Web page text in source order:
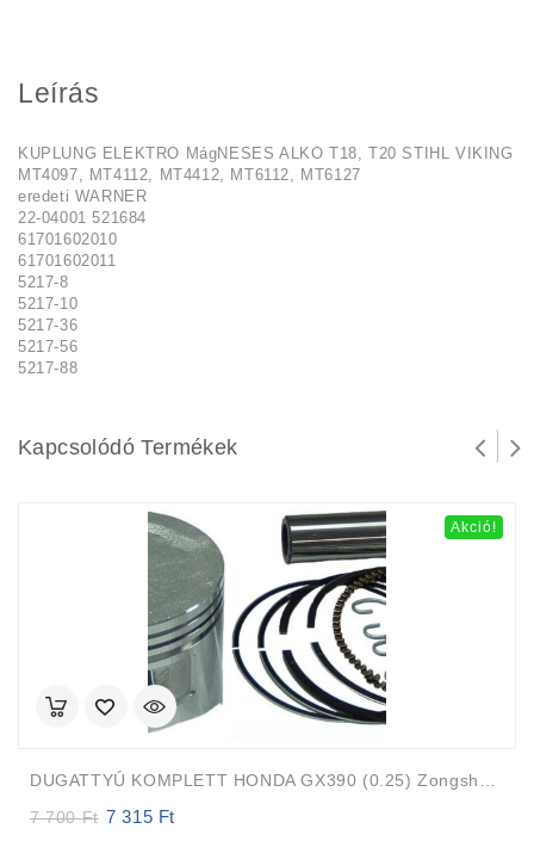
Leírás
KUPLUNG ELEKTRO MágNESES ALKO T18, T20 STIHL VIKING
MT4097, MT4112, MT4412, MT6112, MT6127
eredeti WARNER
22-04001 521684
61701602010
61701602011
5217-8
5217-10
5217-36
5217-56
5217-88
Kapcsolódó Termékek
Akció!
DUGATTYÚ KOMPLETT HONDA GX390 (0.25) Zongshen 188F
7 700Ft Original
7 315 Ft